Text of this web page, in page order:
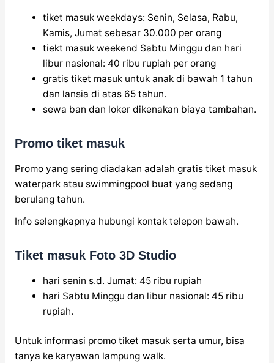
tiket masuk weekdays: Senin, Selasa, Rabu,
Kamis, Jumat sebesar 30.000 per orang
tiekt masuk weekend Sabtu Minggu dan hari
libur nasional: 40 ribu rupiah per orang
gratis tiket masuk untuk anak di bawah 1 tahun
dan lansia di atas 65 tahun.
sewa ban dan loker dikenakan biaya tambahan.
Promo tiket masuk
Promo yang sering diadakan adalah gratis tiket masuk
waterpark atau swimmingpool buat yang sedang
berulang tahun.
Info selengkapnya hubungi kontak telepon bawah.
Tiket masuk Foto 3D Studio
hari senin s.d. Jumat: 45 ribu rupiah
hari Sabtu Minggu dan libur nasional: 45 ribu
rupiah.
Untuk informasi promo tiket masuk serta umur, bisa
tanya ke karyawan lampung walk.